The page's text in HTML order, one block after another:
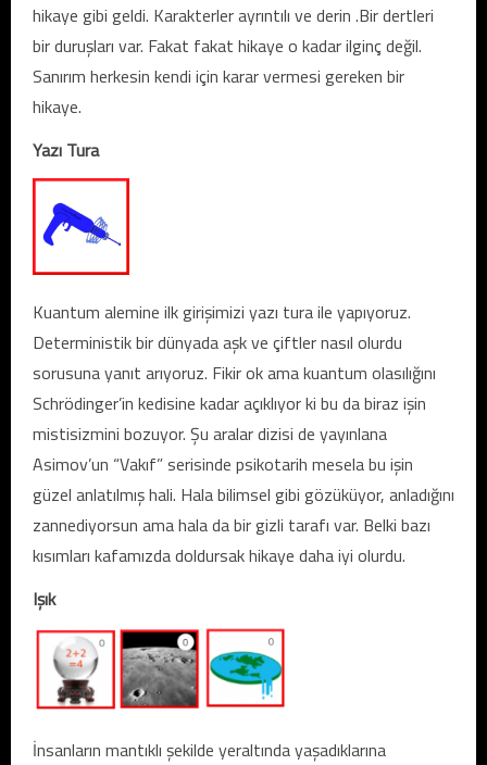
hikaye gibi geldi. Karakterler ayrıntılı ve derin .Bir dertleri
bir duruşları var. Fakat fakat hikaye o kadar ilginç değil.
Sanırım herkesin kendi için karar vermesi gereken bir
hikaye.
Yazı Tura
Kuantum alemine ilk girişimizi yazı tura ile yapıyoruz.
Deterministik bir dünyada aşk ve çiftler nasıl olurdu
sorusuna yanıt arıyoruz. Fikir ok ama kuantum olasılığını
Schrödinger’in kedisine kadar açıklıyor ki bu da biraz işin
mistisizmini bozuyor. Şu aralar dizisi de yayınlana
Asimov’un “Vakıf” serisinde psikotarih mesela bu işin
güzel anlatılmış hali. Hala bilimsel gibi gözüküyor, anladığını
zannediyorsun ama hala da bir gizli tarafı var. Belki bazı
kısımları kafamızda doldursak hikaye daha iyi olurdu.
Işık
İnsanların mantıklı şekilde yeraltında yaşadıklarına